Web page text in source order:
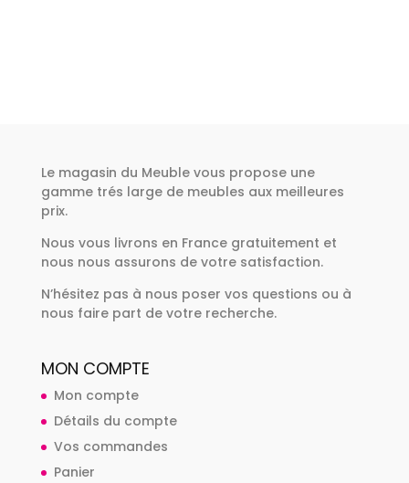
Le magasin du Meuble vous propose une
gamme trés large de meubles aux meilleures
prix.
Nous vous livrons en France gratuitement et
nous nous assurons de votre satisfaction.
N’hésitez pas à nous poser vos questions ou à
nous faire part de votre recherche.
MON COMPTE
Mon compte
Détails du compte
Vos commandes
Panier